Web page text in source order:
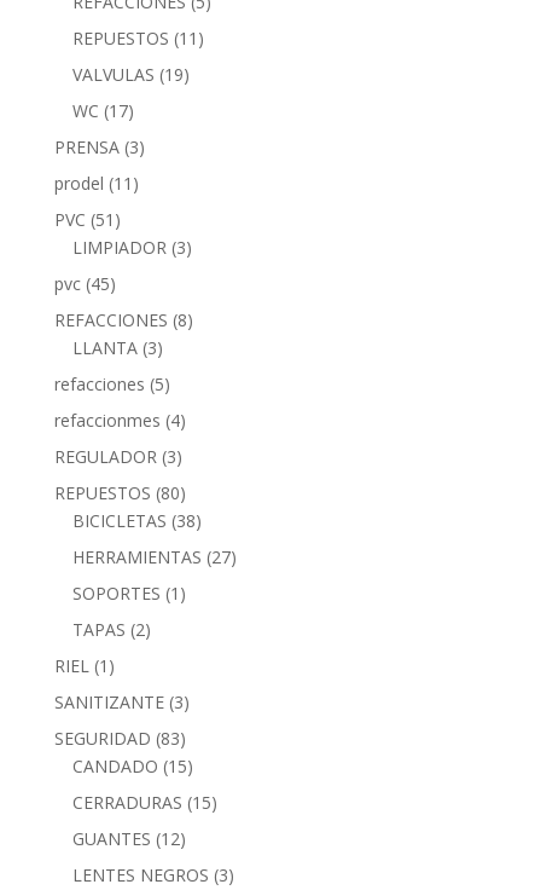
REPUESTOS (11)
VALVULAS (19)
WC (17)
PRENSA (3)
prodel (11)
PVC (51)
LIMPIADOR (3)
pvc (45)
REFACCIONES (8)
LLANTA (3)
refacciones (5)
refaccionmes (4)
REGULADOR (3)
REPUESTOS (80)
BICICLETAS (38)
HERRAMIENTAS (27)
SOPORTES (1)
TAPAS (2)
RIEL (1)
SANITIZANTE (3)
SEGURIDAD (83)
CANDADO (15)
CERRADURAS (15)
GUANTES (12)
LENTES NEGROS (3)